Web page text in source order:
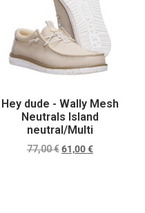
Hey dude - Wally Mesh
Neutrals Island
neutral/Multi
77,00€ 61,00€